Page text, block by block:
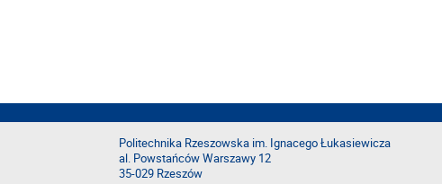
Politechnika Rzeszowska im. Ignacego Łukasiewicza
al. Powstańców Warszawy 12
35-029 Rzeszów